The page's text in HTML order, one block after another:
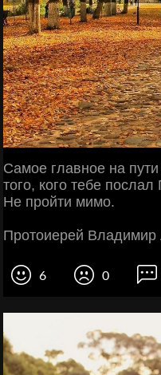
Самое главное на
того, кого тебе послал
Не пройти мимо.
Протоиерей Владимир
6 0